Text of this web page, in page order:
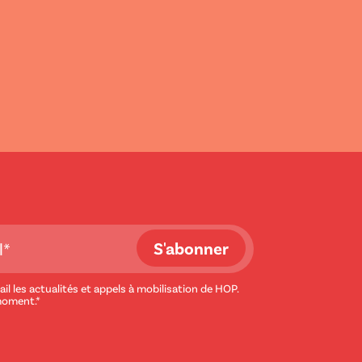
les actualités et appels à mobilisation de HOP.